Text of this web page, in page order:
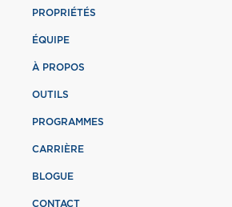
PROPRIÉTÉS
ÉQUIPE
À PROPOS
OUTILS
PROGRAMMES
CARRIÈRE
BLOGUE
CONTACT